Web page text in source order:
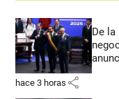
De
hace 3 horas share